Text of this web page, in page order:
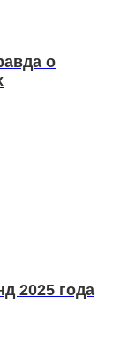
о
2025 года